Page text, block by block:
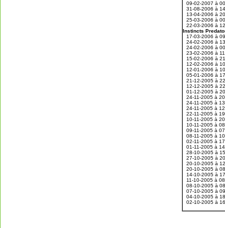
09-02-2007 à
31-08-2006 à
13-04-2006 à
25-03-2006 à
22-03-2006 à
Instincts
17-03-2006 à
24-02-2006 à
24-02-2006 à
23-02-2006 à
15-02-2006 à
12-02-2006 à
12-01-2006 à
05-01-2006 à
21-12-2005 à
12-12-2005 à
01-12-2005 à
24-11-2005 à
24-11-2005 à
24-11-2005 à
22-11-2005 à
10-11-2005 à
10-11-2005 à
09-11-2005 à
08-11-2005 à
02-11-2005 à
01-11-2005 à
28-10-2005 à
27-10-2005 à
20-10-2005 à
20-10-2005 à
14-10-2005 à
11-10-2005 à
08-10-2005 à
07-10-2005 à
04-10-2005 à
02-10-2005 à